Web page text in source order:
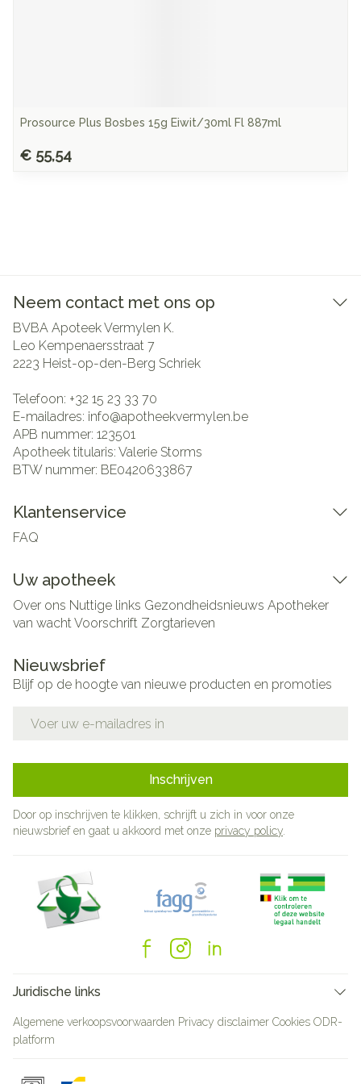
Prosource Plus Bosbes 15g Eiwit/30ml Fl 887ml
€ 55,54
Neem contact met ons op
BVBA Apoteek Vermylen K.
Leo Kempenaersstraat 7
2223 Heist-op-den-Berg Schriek
Telefoon: +32 15 23 33 70
E-mailadres: info@apotheekvermylen.be
APB nummer: 123501
Apotheek titularis: Valerie Storms
BTW nummer: BE0420633867
Klantenservice
FAQ
Uw apotheek
Over ons Nuttige links Gezondheidsnieuws Apotheker
van wachtVoorschrift Zorgtarieven
Nieuwsbrief
Blijf op de hoogte van nieuwe producten en promoties
Inschrijven
Door op inschrijven te klikken, schrijft u zich in voor onze
nieuwsbrief en gaat u akkoord met onze privacy policy
Juridische links
Algemene verkoopsvoorwaarden Privacy disclaimer Cookies ODR-
platform